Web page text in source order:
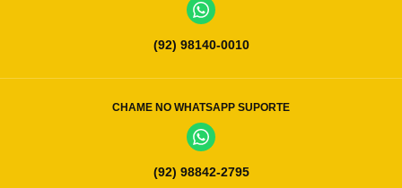
(92) 98140-0010
CHAME NO WHATSAPP SUPORTE
(92) 98842-2795